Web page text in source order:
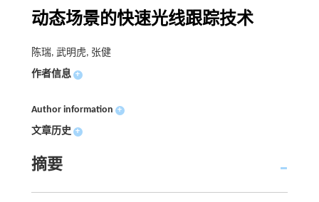
动态场景的快速光线跟踪技术
陈瑞, 武明虎, 张健
作者信息 +
Author information +
文章历史 +
摘要